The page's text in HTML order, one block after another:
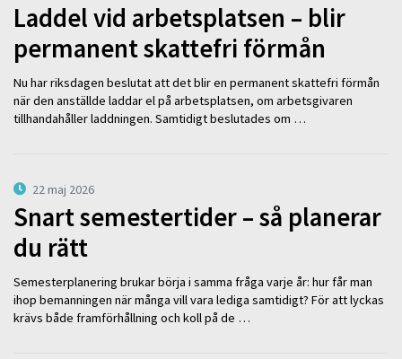
Laddel vid arbetsplatsen – blir
permanent skattefri förmån
Nu har riksdagen beslutat att det blir en permanent skattefri förmån
när den anställde laddar el på arbetsplatsen, om arbetsgivaren
tillhandahåller laddningen. Samtidigt beslutades om …
22 maj 2026
Snart semestertider – så planerar
du rätt
Semesterplanering brukar börja i samma fråga varje år: hur får man
ihop bemanningen när många vill vara lediga samtidigt? För att lyckas
krävs både framförhållning och koll på de …